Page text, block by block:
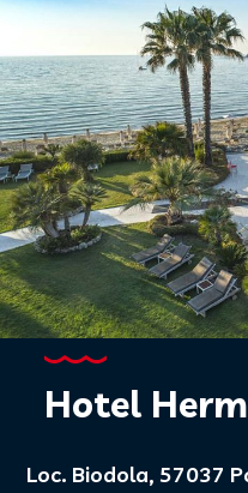
Hotel
Loc. Biodola, 57037